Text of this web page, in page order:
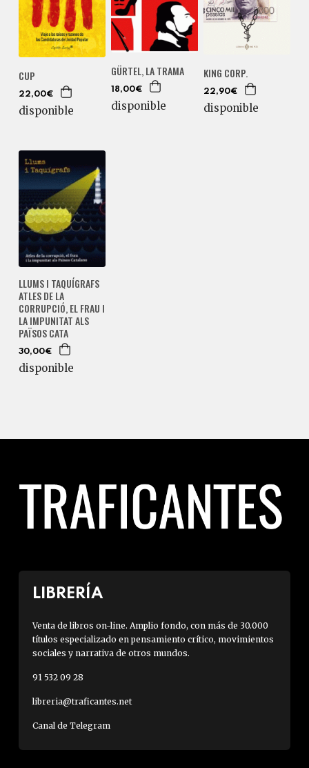
CUP
22,00€
disponible
GÜRTEL, LA TRAMA
18,00€
disponible
KING CORP.
22,90€
disponible
LLUMS I TAQUÍGRAFS
ATLES DE LA
CORRUPCIÓ, EL FRAU I
LA IMPUNITAT ALS
PAÏSOS CATA
30,00€
disponible
LIBRERÍA
Venta de libros on-line. Amplio fondo, con más de 30.000
títulos especializado en pensamiento crítico, movimientos
sociales y narrativa de otros mundos.
91 532 09 28
libreria@traficantes.net
Canal de Telegram